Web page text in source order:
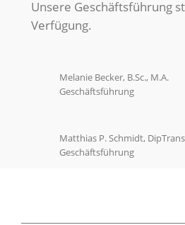
Unsere Geschäftsführung
Verfügung.
Melanie Becker, B.Sc., M.A.
Geschäftsführung
Matthias P. Schmidt,
Geschäftsführung